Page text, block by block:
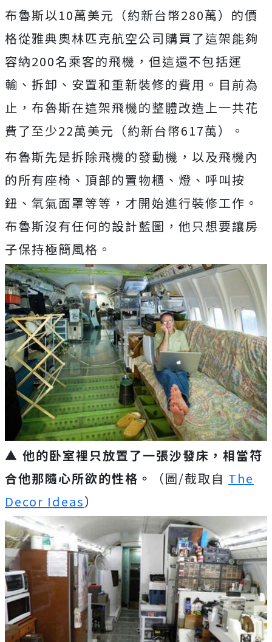
布魯斯以10萬美元（約新台幣280萬）的價
格從雅典奧林匹克航空公司購買了這架能夠
容納200名乘客的飛機，但這還不包括運
輸、拆卸、安置和重新裝修的費用。目前為
止，布魯斯在這架飛機的整體改造上一共花
費了至少22萬美元（約新台幣617萬）。
布魯斯先是拆除飛機的發動機，以及飛機內
的所有座椅、頂部的置物櫃、燈、呼叫按
鈕、氧氣面罩等等，才開始進行裝修工作。
布魯斯沒有任何的設計藍圖，他只想要讓房
子保持極簡風格。
▲ 他的卧室裡只放置了一張沙發床，相當符
合他那隨心所欲的性格。
（圖/截取自 The
Decor Ideas）